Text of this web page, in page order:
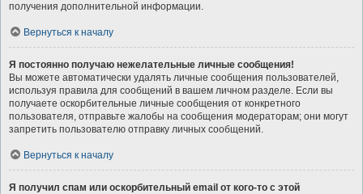
получения дополнительной информации.
Вернуться к началу
Я постоянно получаю нежелательные личные сообщения!
Вы можете автоматически удалять личные сообщения пользователей,
используя правила для сообщений в вашем личном разделе. Если вы
получаете оскорбительные личные сообщения от конкретного
пользователя, отправьте жалобы на сообщения модераторам; они могут
запретить пользователю отправку личных сообщений.
Вернуться к началу
Я получил спам или оскорбительный email от кого-то с этой